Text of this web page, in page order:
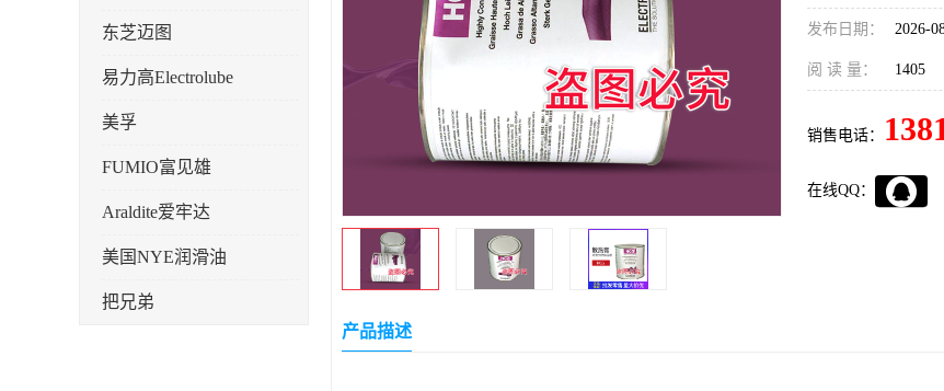
东芝迈图
易力高Electrolube
美孚
FUMIO富见雄
Araldite爱牢达
美国NYE润滑油
把兄弟
发布日期： 2026-
阅 读 量： 1405
销售电话：
在线QQ：
产品描述